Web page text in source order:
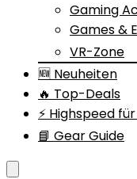
Gaming
Games &
VR-Zone
🆕 Neuheiten
🔥 Top-Deals
⚡ Highspeed
📘 Gear Guide